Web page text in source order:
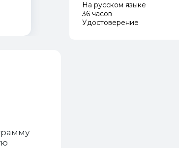
На русском языке
36 часов
Удостоверение